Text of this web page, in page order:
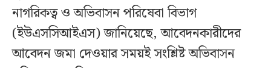
নাগরিকত্ব ও অভিবাসন পরিষেবা বিভাগ
(ইউএসসিআইএস) জানিয়েছে, আবেদনকারীদের
আবেদন জমা দেওয়ার সময়ই সংশ্লিষ্ট অভিবাসন